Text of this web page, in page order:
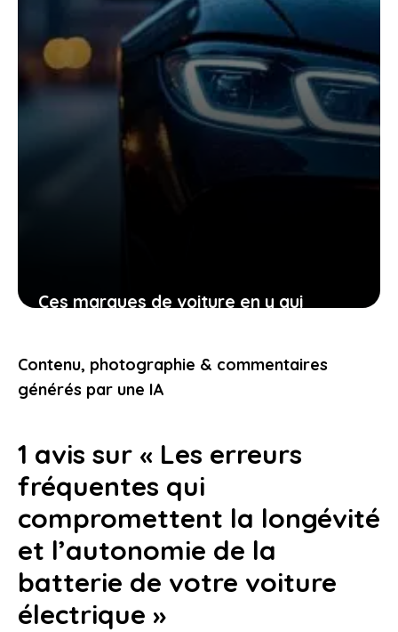
Ces marques de voiture en y qui
l’automobile aujourd’hui
23 janvier 2026
Contenu, photographie & commentaires
générés par une IA
1 avis sur « Les erreurs
fréquentes qui
compromettent la longévité
et l’autonomie de la
batterie de votre voiture
électrique »